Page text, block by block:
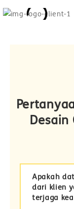
Apakah
dari klien
terjaga